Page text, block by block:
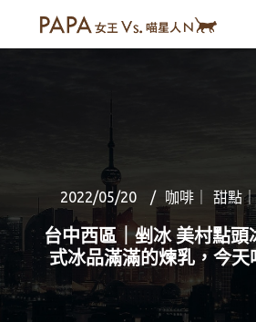
2022/05/20 咖啡｜ 甜點
台中西區｜剉冰 美村點頭
式冰品滿滿的煉乳，今天